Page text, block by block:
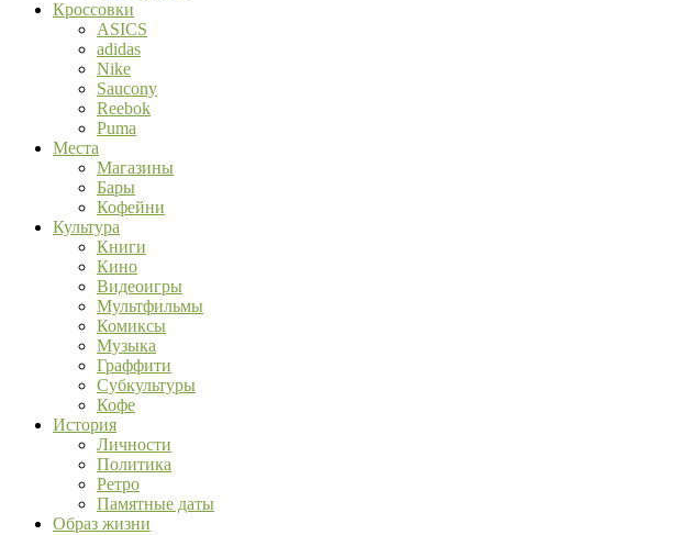
Кроссовки
ASICS
adidas
Nike
Saucony
Reebok
Puma
Места
Магазины
Бары
Кофейни
Культура
Книги
Кино
Видеоигры
Мультфильмы
Комиксы
Музыка
Граффити
Субкультуры
Кофе
История
Личности
Политика
Ретро
Памятные даты
Образ жизни